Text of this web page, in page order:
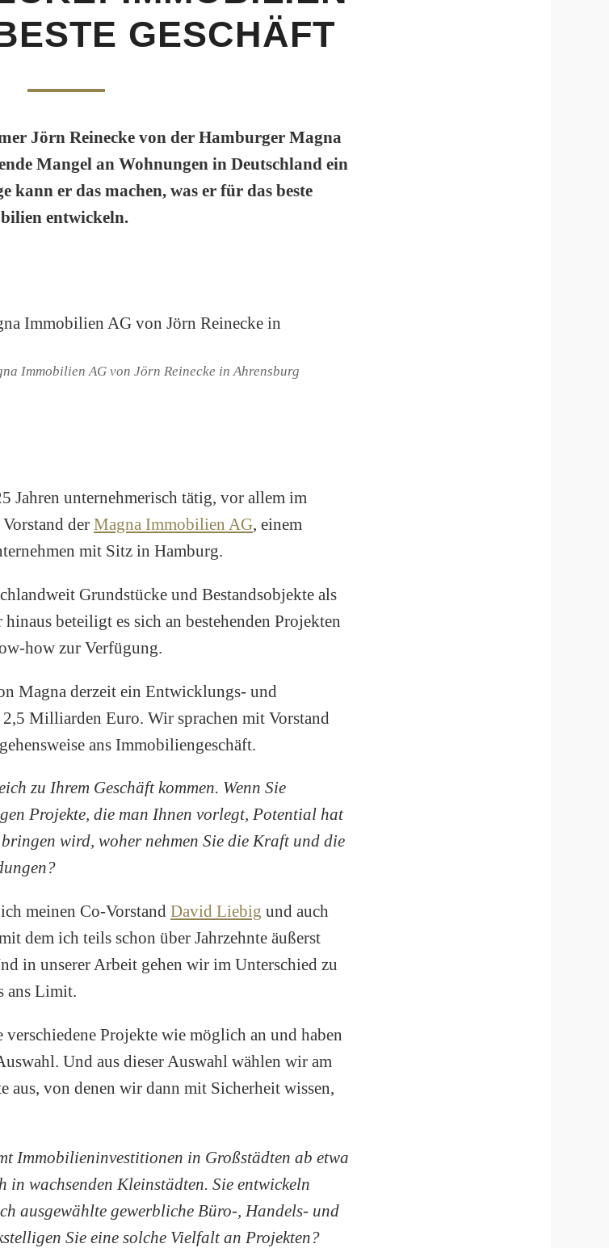
GESCHÄFT
Jörn Reinecke von der Hamburger Magna
Mangel an Wohnungen in Deutschland ein
kann er das machen, was er für das beste
entwickeln.
Immobilien AG von Jörn Reinecke in Ahrensburg
Jahren unternehmerisch tätig, vor allem im
der Magna Immobilien AG, einem
mit Sitz in Hamburg.
Grundstücke und Bestandsobjekte als
hinaus beteiligt es sich an bestehenden Projekten
how zur Verfügung.
Magna derzeit ein Entwicklungs- und
Milliarden Euro. Wir sprachen mit Vorstand
ans Immobiliengeschäft.
zu Ihrem Geschäft kommen. Wenn Sie
Projekte, die man Ihnen vorlegt, Potential hat
wird, woher nehmen Sie die Kraft und die
meinen Co-Vorstand David Liebig und auch
dem ich teils schon über Jahrzehnte äußerst
in unserer Arbeit gehen wir im Unterschied zu
ans Limit.
Projekte wie möglich an und haben
Und aus dieser Auswahl wählen wir am
aus, von denen wir dann mit Sicherheit wissen,
Immobilieninvestitionen in Großstädten ab etwa
in wachsenden Kleinstädten. Sie entwickeln
ausgewählte gewerbliche Büro-, Handels- und
Sie eine solche Vielfalt an Projekten?